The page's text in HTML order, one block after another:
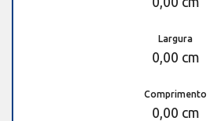
Largura
0,00 cm
Comprimento
0,00 cm